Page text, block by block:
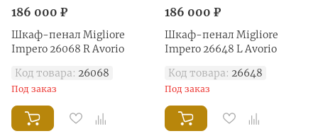
186 000 ₽
Шкаф-пенал Migliore
Impero 26068 R Avorio
Код товара: 26068
Под заказ
186 000 ₽
Шкаф-пенал Migliore
Impero 26648 L Avorio
Код товара: 26648
Под заказ